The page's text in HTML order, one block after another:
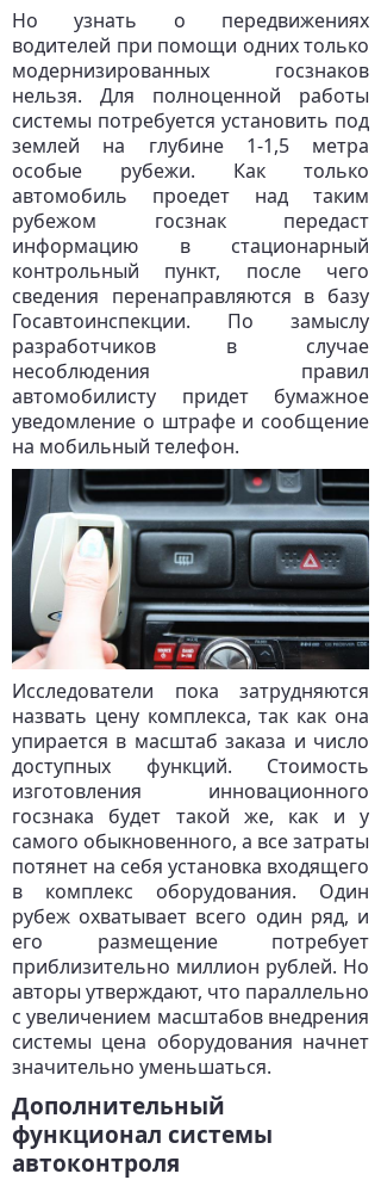
Но узнать о передвижениях
водителей при помощи одних только
модернизированных госзнаков
нельзя. Для полноценной работы
системы потребуется установить под
землей на глубине 1-1,5 метра
особые рубежи. Как только
автомобиль проедет над таким
рубежом госзнак передаст
информацию в стационарный
контрольный пункт, после чего
сведения перенаправляются в базу
Госавтоинспекции. По замыслу
разработчиков в случае
несоблюдения правил
автомобилисту придет бумажное
уведомление о штрафе и сообщение
на мобильный телефон.
Исследователи пока затрудняются
назвать цену комплекса, так как она
упирается в масштаб заказа и число
доступных функций. Стоимость
изготовления инновационного
госзнака будет такой же, как и у
самого обыкновенного, а все затраты
потянет на себя установка входящего
в комплекс оборудования. Один
рубеж охватывает всего один ряд, и
его размещение потребует
приблизительно миллион рублей. Но
авторы утверждают, что параллельно
с увеличением масштабов внедрения
системы цена оборудования начнет
значительно уменьшаться.
Дополнительный
функционал системы
автоконтроля